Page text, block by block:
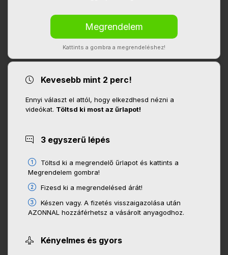
Kattints a gombra a megrendeléshez!
Kevesebb mint 2 perc!
Ennyi választ el attól, hogy elkezdhesd nézni a
videókat. Töltsd ki most az űrlapot!
3 egyszerű lépés
Töltsd ki a megrendelő űrlapot és kattints a
Megrendelem gombra!
Fizesd ki a megrendelésed árát!
Készen vagy. A fizetés visszaigazolása után
AZONNAL hozzáférhetsz a vásárolt anyagodhoz.
Kényelmes és gyors